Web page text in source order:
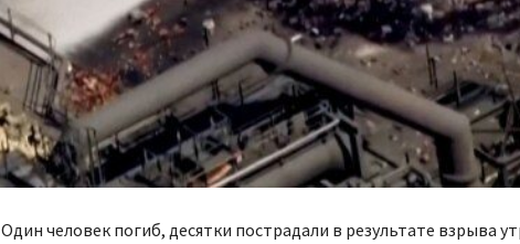
Один человек погиб, десятки пострадали в результате взрыва